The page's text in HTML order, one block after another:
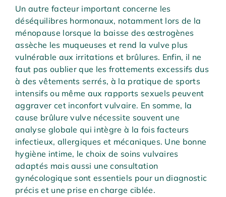
Un autre facteur important concerne les
déséquilibres hormonaux, notamment lors de la
ménopause lorsque la baisse des œstrogènes
assèche les muqueuses et rend la vulve plus
vulnérable aux irritations et brûlures. Enfin, il ne
faut pas oublier que les frottements excessifs dus
à des vêtements serrés, à la pratique de sports
intensifs ou même aux rapports sexuels peuvent
aggraver cet inconfort vulvaire. En somme, la
cause brûlure vulve nécessite souvent une
analyse globale qui intègre à la fois facteurs
infectieux, allergiques et mécaniques. Une bonne
hygiène intime, le choix de soins vulvaires
adaptés mais aussi une consultation
gynécologique sont essentiels pour un diagnostic
précis et une prise en charge ciblée.